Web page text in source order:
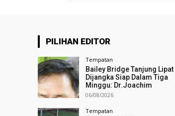
PILIHAN EDITOR
Tempatan
Bailey Bridge Tanjung Lipat
Dijangka Siap Dalam Tiga
Minggu: Dr.Joachim
06/08/2026
Tempatan